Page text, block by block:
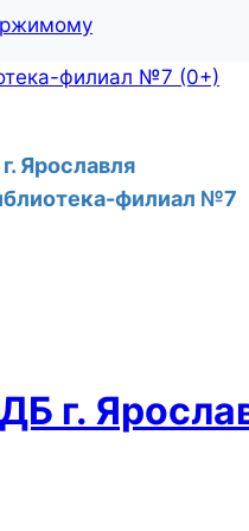
филиал №7 (0+)
Ярославля
филиал №7
г.